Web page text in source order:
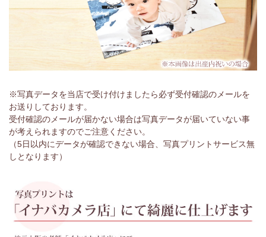
※写真データを当店で受け付けましたら必ず受付確認のメールを
お送りしております。
受付確認のメールが届かない場合は写真データが届いていない事
が考えられますのでご注意ください。
（5日以内にデータが確認できない場合、写真プリントサービス無
しとなります）